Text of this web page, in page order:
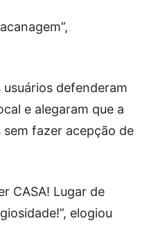
defenderam
e alegaram que a
fazer acepção de
CASA! Lugar de
elogiou